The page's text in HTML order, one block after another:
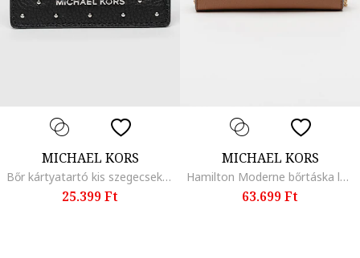
MICHAEL KORS
Bőr kártyatartó kis szegecsekkel, Fekete
25.399 Ft
MICHAEL KORS
Hamilton Moderne bőrtáska láncos keresztpánttal, Karamellbarna
63.699 Ft